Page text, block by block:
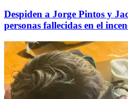
Despiden a Jorge Pintos y
personas fallecidas en el